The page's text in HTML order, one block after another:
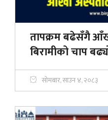
तापक्रम बढेसँगै
बिरामीको चाप
सोमबार, साउन ४, २०८३